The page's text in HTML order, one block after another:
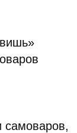
самоваров,